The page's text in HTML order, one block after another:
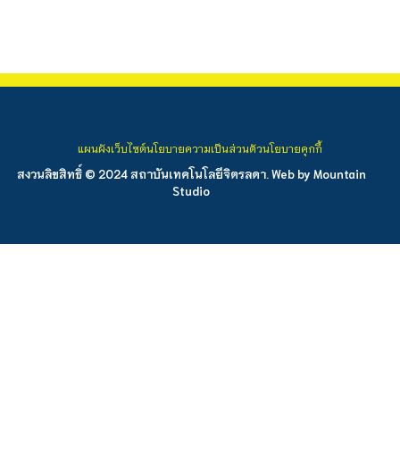
สงวนลิขสิทธิ์ © 2024 สถาบันเทคโนโลยีจิตรลดา. Web by Mountain
Studio
แผนผังเว็บไซต์นโยบายความเป็นส่วนตัวนโยบายคุกกี้